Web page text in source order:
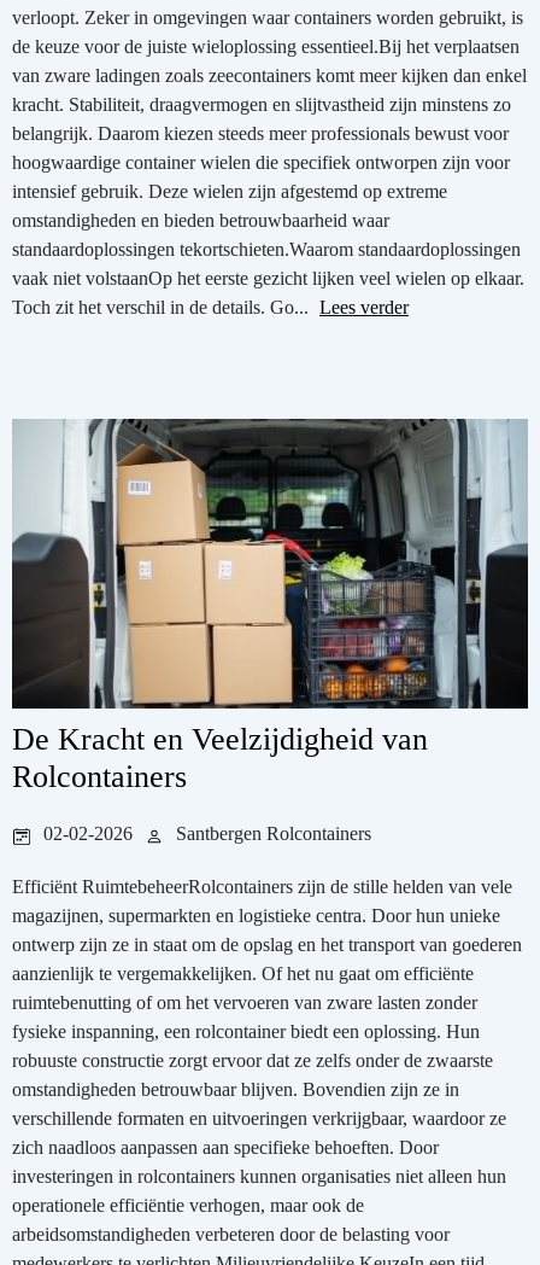
verloopt. Zeker in omgevingen waar containers worden gebruikt, is
de keuze voor de juiste wieloplossing essentieel.Bij het verplaatsen
van zware ladingen zoals zeecontainers komt meer kijken dan enkel
kracht. Stabiliteit, draagvermogen en slijtvastheid zijn minstens zo
belangrijk. Daarom kiezen steeds meer professionals bewust voor
hoogwaardige container wielen die specifiek ontworpen zijn voor
intensief gebruik. Deze wielen zijn afgestemd op extreme
omstandigheden en bieden betrouwbaarheid waar
standaardoplossingen tekortschieten.Waarom standaardoplossingen
vaak niet volstaanOp het eerste gezicht lijken veel wielen op elkaar.
Toch zit het verschil in de details. Go... Lees verder
De Kracht en Veelzijdigheid van
Rolcontainers
02-02-2026 Santbergen Rolcontainers
Efficiënt RuimtebeheerRolcontainers zijn de stille helden van vele
magazijnen, supermarkten en logistieke centra. Door hun unieke
ontwerp zijn ze in staat om de opslag en het transport van goederen
aanzienlijk te vergemakkelijken. Of het nu gaat om efficiënte
ruimtebenutting of om het vervoeren van zware lasten zonder
fysieke inspanning, een rolcontainer biedt een oplossing. Hun
robuuste constructie zorgt ervoor dat ze zelfs onder de zwaarste
omstandigheden betrouwbaar blijven. Bovendien zijn ze in
verschillende formaten en uitvoeringen verkrijgbaar, waardoor ze
zich naadloos aanpassen aan specifieke behoeften. Door
investeringen in rolcontainers kunnen organisaties niet alleen hun
operationele efficiëntie verhogen, maar ook de
arbeidsomstandigheden verbeteren door de belasting voor